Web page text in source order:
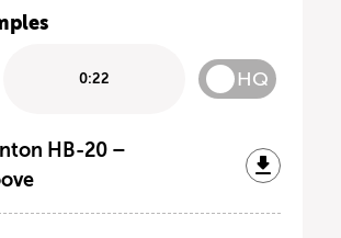
0:22 HQ
HB-20 –